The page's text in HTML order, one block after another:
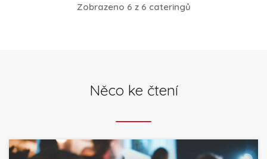
Zobrazeno 6 z 6 cateringů
Něco ke čtení